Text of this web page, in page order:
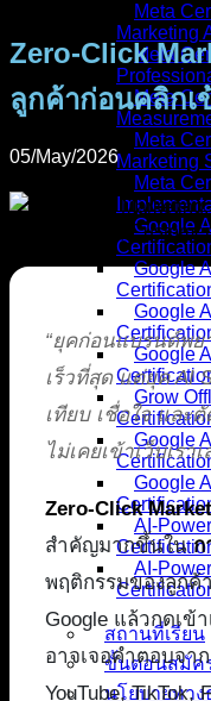
Meta
Marketing
Meta
Meta
Meta
Marketing
Meta
Google
Google
Google
Google
Grow
Google
Google
AI-
AI-
สถานที่เรียน
ขั้นตอนสมัค
นโยบายทาง
Zero-Click
ลูกค้าก่อนคลิกเ
05/May/2026
“ยุคก่อนแบรนด์พย
เร็วที่สุด แต่ยุค AI
เทียบ เชื่อใจ และ
ไม่เคยเข้าเว็บเรา
Zero-Click
สำคัญมากขึ้นในก
พฤติกรรมของลูกค้
Google แล้วกดเข้
อาจเจอคำตอบจา
YouTube, TikTok,